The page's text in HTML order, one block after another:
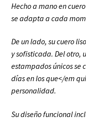
Hecho a mano en
se adapta a cada
De un lado, su cuero
y sofisticada. Del otro,
estampados únicos se
días en los que</em
personalidad.
Su diseño funcional